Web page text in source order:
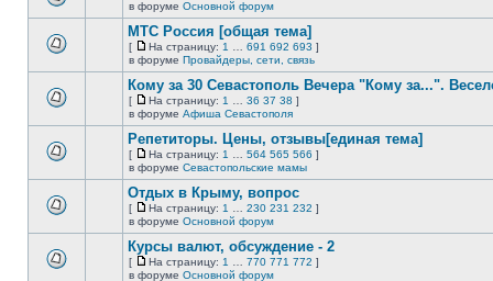
непрочитанных
сообщений.
непрочитанных
сообщений.
в форуме Основной форум
этой
непрочитанных
сообщений.
МТС Россия [общая тема]
[
На
страницу
На страницу: 1 691 692 693 ]
в форуме Провайдеры, сети, связь
этой
непрочитанных
сообщений.
Кому за 30 Севастополь Вечера "Кому за...".
[
На
страницу
На страницу: 1 36 37 38 ]
в форуме Афиша Севастополя
этой
непрочитанных
сообщений.
Репетиторы. Цены, отзывы[единая тема]
[
На
страницу
На страницу: 1 564 565 566 ]
в форуме Севастопольские мамы
этой
Отдых в Крыму, вопрос
[
На
страницу
На страницу: 1 230 231 232 ]
в форуме Основной форум
Курсы валют, обсуждение - 2
[
На
На страницу: 1 770 771 772 ]
в форуме Основной форум